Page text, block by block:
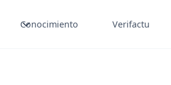
Conocimiento Verifactu